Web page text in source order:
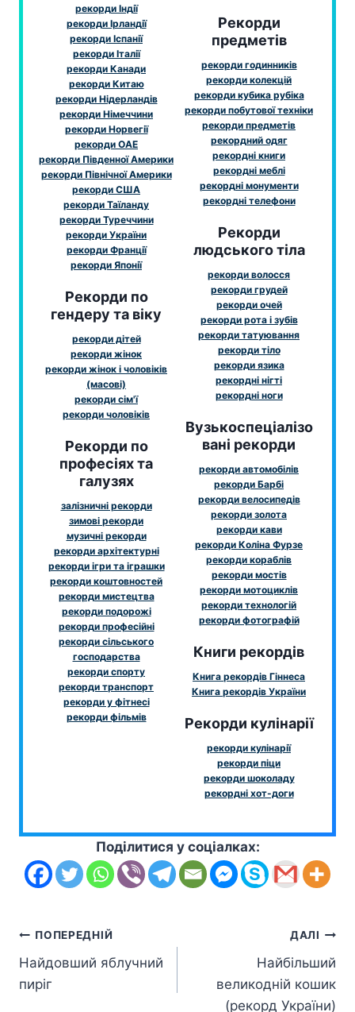
рекорди Індії
рекорди Ірландії
рекорди Іспанії
рекорди Італії
рекорди Канади
рекорди Китаю
рекорди Нідерландів
рекорди Німеччини
рекорди Норвегії
рекорди ОАЕ
рекорди Південної Америки
рекорди Північної Америки
рекорди США
рекорди Таїланду
рекорди Туреччини
рекорди України
рекорди Франції
рекорди Японії
Рекорди по
гендеру та віку
рекорди дітей
рекорди жінок
рекорди жінок і чоловіків
(масові)
рекорди сім'ї
рекорди чоловіків
Рекорди по
професіях та
галузях
залізничні рекорди
зимові рекорди
музичні рекорди
рекорди архітектурні
рекорди ігри та іграшки
рекорди коштовностей
рекорди мистецтва
рекорди подорожі
рекорди професійні
рекорди сільського
господарства
рекорди спорту
рекорди транспорт
рекорди у фітнесі
рекорди фільмів
Рекорди
предметів
рекорди годинників
рекорди колекцій
рекорди кубика рубіка
рекорди побутової техніки
рекорди предметів
рекордний одяг
рекордні книги
рекордні меблі
рекордні монументи
рекордні телефони
Рекорди
людського тіла
рекорди волосся
рекорди грудей
рекорди очей
рекорди рота і зубів
рекорди татуювання
рекорди тіло
рекорди язика
рекордні нігті
рекордні ноги
Вузькоспеціалізо
вані рекорди
рекорди автомобілів
рекорди Барбі
рекорди велосипедів
рекорди золота
рекорди кави
рекорди Коліна Фурзе
рекорди кораблів
рекорди мостів
рекорди мотоциклів
рекорди технологій
рекорди фотографій
Книги рекордів
Книга рекордів Гіннеса
Книга рекордів України
Рекорди кулінарії
рекорди кулінарії
рекорди піци
рекорди шоколаду
рекордні хот-доги
Поділитися у соціалках:
Навігація
записів
ПОПЕРЕДНІЙ
Найдовший яблучний
пиріг
ДАЛІ
Найбільший
великодній кошик
(рекорд України)